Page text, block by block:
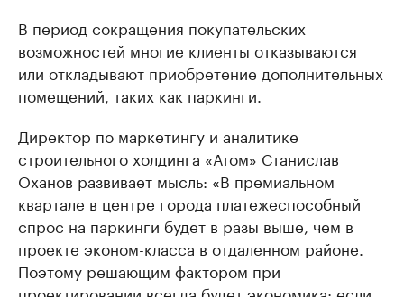
В период сокращения покупательских
возможностей многие клиенты отказываются
или откладывают приобретение дополнительных
помещений, таких как паркинги.
Директор по маркетингу и аналитике
строительного холдинга «Атом» Станислав
Оханов развивает мысль: «В премиальном
квартале в центре города платежеспособный
спрос на паркинги будет в разы выше, чем в
проекте эконом-класса в отдаленном районе.
Поэтому решающим фактором при